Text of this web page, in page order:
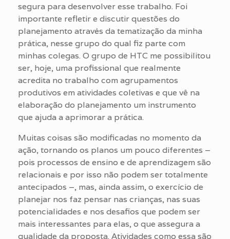
segura para desenvolver esse trabalho. Foi
importante refletir e discutir questões do
planejamento através da tematização da minha
prática, nesse grupo do qual fiz parte com
minhas colegas. O grupo de HTC me possibilitou
ser, hoje, uma profissional que realmente
acredita no trabalho com agrupamentos
produtivos em atividades coletivas e que vê na
elaboração do planejamento um instrumento
que ajuda a aprimorar a prática.
Muitas coisas são modificadas no momento da
ação, tornando os planos um pouco diferentes –
pois processos de ensino e de aprendizagem são
relacionais e por isso não podem ser totalmente
antecipados –, mas, ainda assim, o exercício de
planejar nos faz pensar nas crianças, nas suas
potencialidades e nos desafios que podem ser
mais interessantes para elas, o que assegura a
qualidade da proposta. Atividades como essa são